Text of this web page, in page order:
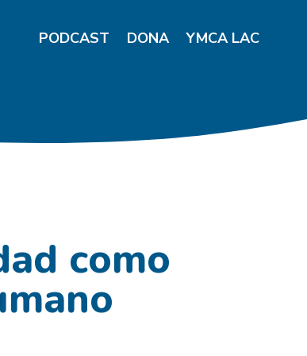
PODCAST DONA YMCA LAC
como